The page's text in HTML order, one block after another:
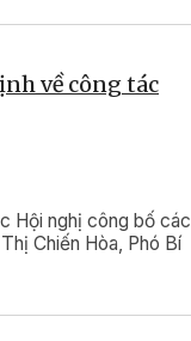
về công tác
Hội nghị công bố các
Chiến Hòa, Phó Bí